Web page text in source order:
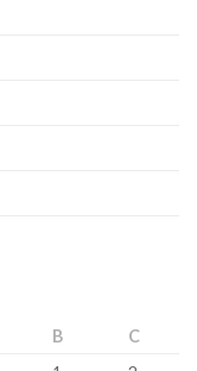
B
C